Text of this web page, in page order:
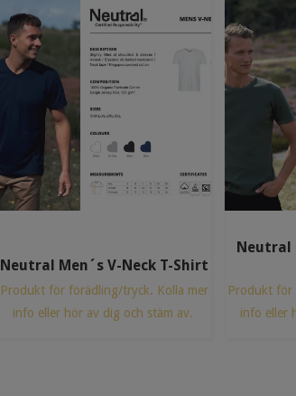
Neutral Men´s V-Neck T-Shirt
Produkt för förädling/tryck. Kolla mer
info eller hör av dig och stäm av.
Neutral
Produkt för
info eller